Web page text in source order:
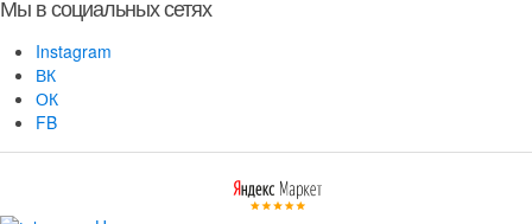
Мы в социальных сетях
Instagram
ВК
ОК
FB